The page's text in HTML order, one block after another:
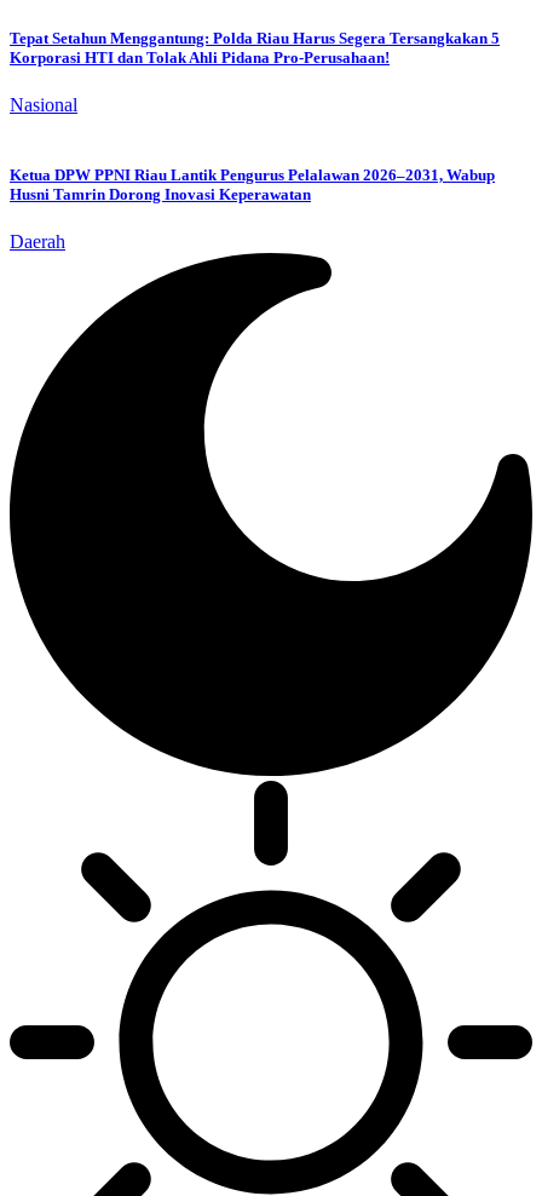
Tepat Setahun Menggantung: Polda Riau Harus Segera Tersangkakan 5
Korporasi HTI dan Tolak Ahli Pidana Pro-Perusahaan!
Nasional
Ketua DPW PPNI Riau Lantik Pengurus Pelalawan 2026–2031, Wabup
Husni Tamrin Dorong Inovasi Keperawatan
Daerah